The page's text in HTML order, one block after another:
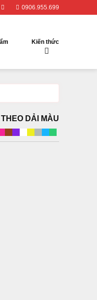
0906.955.699
Kiến thức
DẢI MÀU